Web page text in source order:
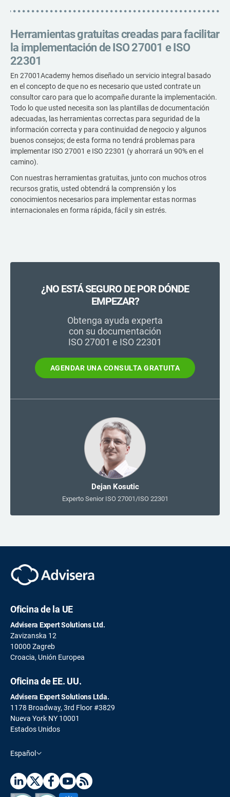
Herramientas gratuitas creadas para facilitar
la implementación de ISO 27001 e ISO
22301
En 27001Academy hemos diseñado un servicio integral basado
en el concepto de que no es necesario que usted contrate un
consultor caro para que lo acompañe durante la implementación.
Todo lo que usted necesita son las plantillas de documentación
adecuadas, las herramientas correctas para seguridad de la
información correcta y para continuidad de negocio y algunos
buenos consejos; de esta forma no tendrá problemas para
implementar ISO 27001 e ISO 22301 (y ahorrará un 90% en el
camino).
Con nuestras herramientas gratuitas, junto con muchos otros
recursos gratis, usted obtendrá la comprensión y los
conocimientos necesarios para implementar estas normas
internacionales en forma rápida, fácil y sin estrés.
¿NO ESTÁ SEGURO DE POR DÓNDE
EMPEZAR?
Obtenga ayuda experta
con su documentación
ISO 27001 e ISO 22301
AGENDAR UNA CONSULTA GRATUITA
Dejan Kosutic
Experto Senior ISO 27001/ISO 22301
Oficina de la UE
Advisera Expert Solutions Ltd.
Zavizanska 12
10000 Zagreb
Croacia, Unión Europea
Oficina de EE. UU.
Advisera Expert Solutions Ltda.
1178 Broadway, 3rd Floor #3829
Nueva York NY 10001
Estados Unidos
Español